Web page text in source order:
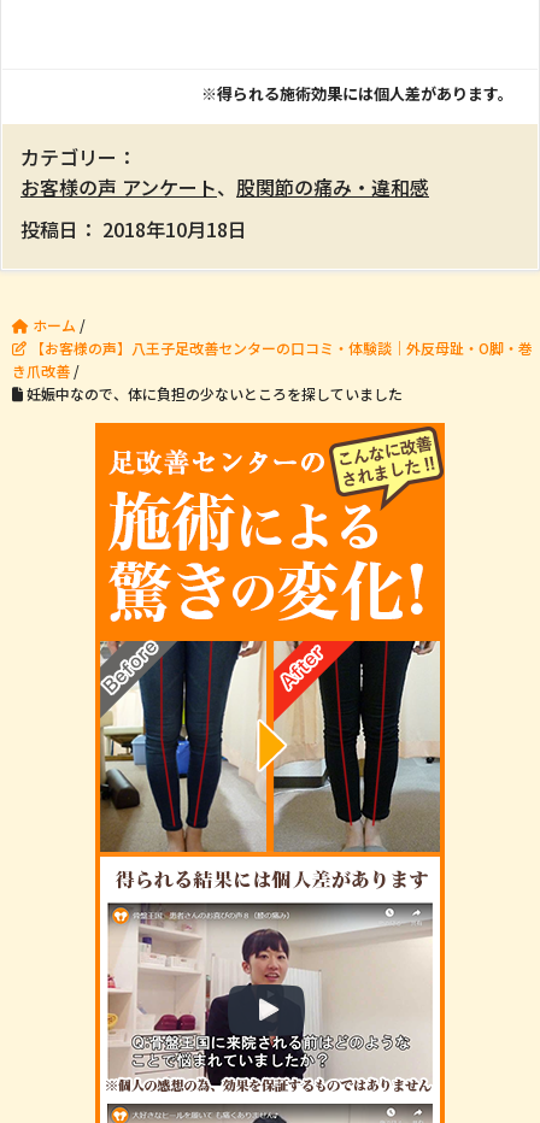
※得られる施術効果には個人差があります。
カテゴリー：
お客様の声 アンケート、 股関節の痛み・違和感
投稿日： 2018年10月18日
ホーム /
【お客様の声】八王子足改善センターの口コミ・体験談｜外反母趾・O脚・巻
き爪改善 /
妊娠中なので、体に負担の少ないところを探していました